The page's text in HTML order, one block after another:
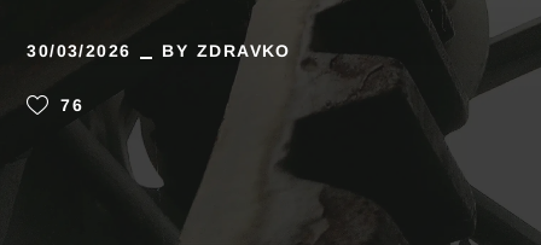
30/03/2026 BY ZDRAVKO
76